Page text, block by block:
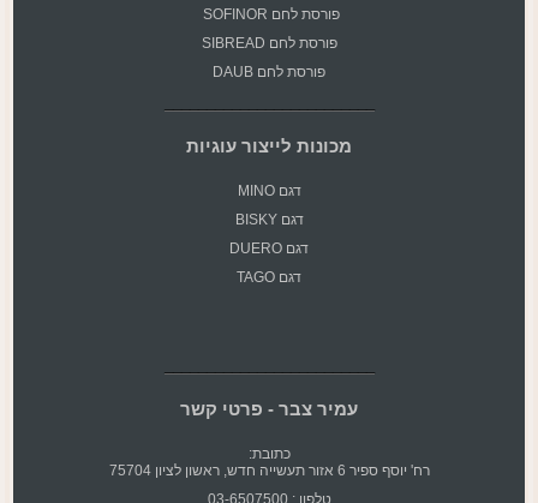
פורסת לחם SOFINOR
פורסת לחם SIBREAD
פורסת לחם DAUB
מכונות לייצור עוגיות
דגם MINO
דגם BISKY
דגם DUERO
דגם TAGO
עמיר צבר - פרטי קשר
כתובת:
רח' יוסף ספיר 6 אזור תעשייה חדש, ראשון לציון 75704
טלפון : 03-6507500